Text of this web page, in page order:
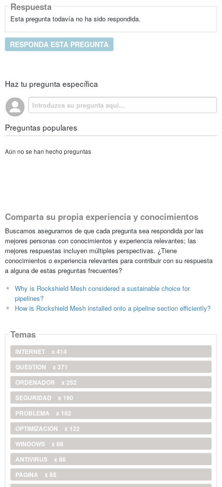
Respuesta
Esta pregunta todavía no ha sido respondida.
RESPONDA ESTA PREGUNTA
Haz tu pregunta específica
Preguntas populares
Aún no se han hecho preguntas
Comparta su propia experiencia y conocimientos
Buscamos asegurarnos de que cada pregunta sea respondida por las
mejores personas con conocimientos y experiencia relevantes; las
mejores respuestas incluyen múltiples perspectivas. ¿Tiene
conocimientos o experiencia relevantes para contribuir con su respuesta
a alguna de estas preguntas frecuentes?
Why is Rockshield Mesh considered a sustainable choice for
pipelines?
How is Rockshield Mesh installed onto a pipeline section efficiently?
Temas
INTERNET
x 414
QUESTION
x 371
ORDENADOR
x 252
SEGURIDAD
x 190
PROBLEMA
x 182
OPTIMIZACIÓN
x 122
WINDOWS
x 88
ANTIVIRUS
x 86
PAGINA
x 85